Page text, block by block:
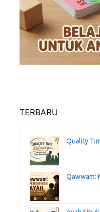
TERBARU
Quality
Qawwam: